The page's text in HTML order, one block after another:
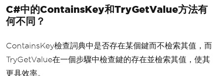
C#中的ContainsKey和TryGetValue方法有
何不同？
ContainsKey檢查詞典中是否存在某個鍵而不檢索其值，而
TryGetValue在一個步驟中檢查鍵的存在並檢索其值，使其
更具效率。